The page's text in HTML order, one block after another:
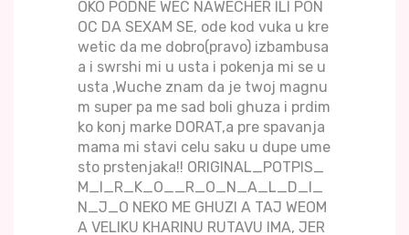
OKO PODNE WEC NAWECHER ILI PON
OC DA SEXAM SE, ode kod vuka u kre
wetic da me dobro(pravo) izbambusa
a i swrshi mi u usta i pokenja mi se u
usta ,Wuche znam da je twoj magnu
m super pa me sad boli ghuza i prdim
ko konj marke DORAT,a pre spavanja
mama mi stavi celu saku u dupe ume
sto prstenjaka!! ORIGINAL_POTPIS_
M_I_R_K_O__R_O_N_A_L_D_I_
N_J_O NEKO ME GHUZI A TAJ WEOM
A VELIKU KHARINU RUTAVU IMA, JER